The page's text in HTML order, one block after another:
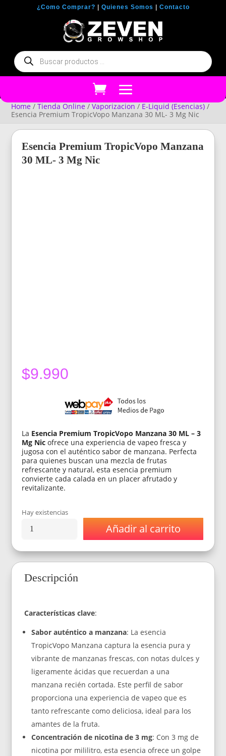
¿Como Comprar? Quienes Somos Contacto
Búsqueda
de
productos
Home /Tienda Online /Vaporizacion / E-Liquid (Esencias) /
Esencia Premium TropicVopo Manzana 30 ML- 3 Mg Nic
Esencia Premium TropicVopo Manzana
30 ML- 3 Mg Nic
$9.990
La Esencia Premium TropicVopo Manzana 30 ML – 3
Mg Nic ofrece una experiencia de vapeo fresca y
jugosa con el auténtico sabor de manzana. Perfecta
para quienes buscan una mezcla de frutas
refrescante y natural, esta esencia premium
convierte cada calada en un placer afrutado y
revitalizante.
Hay existencias
Esencia
TropicVopo
Manzana
ML-
cantidad
Añadir al carrito
Descripción
Características clave:
Sabor auténtico a manzana: La esencia
TropicVopo Manzana captura la esencia pura y
vibrante de manzanas frescas, con notas dulces y
ligeramente ácidas que recuerdan a una
manzana recién cortada. Este perfil de sabor
proporciona una experiencia de vapeo que es
tanto refrescante como deliciosa, ideal para los
amantes de la fruta.
Concentración de nicotina de 3 mg: Con 3 mg de
nicotina por mililitro, esta esencia ofrece un golpe